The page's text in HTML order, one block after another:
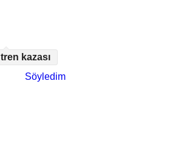
tren kazası
Söyledim